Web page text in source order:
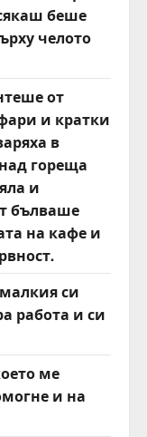
беше
челото
от
и кратки
в
гореща
и
бълваше
на кафе и
си
работа и си
ме
и на